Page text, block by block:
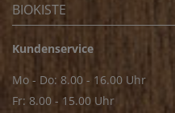
BIOKISTE
Kundenservice
Mo - Do: 8.00 - 16.00 Uhr
Fr: 8.00 - 15.00 Uhr